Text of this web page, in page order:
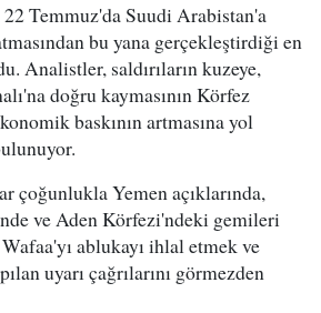
Temmuz'da Suudi Arabistan'a
bu yana gerçekleştirdiği en
Analistler, saldırıların kuzeye,
doğru kaymasının Körfez
baskının artmasına yol
çoğunlukla Yemen açıklarında,
ve Aden Körfezi'ndeki gemileri
ablukayı ihlal etmek ve
uyarı çağrılarını görmezden